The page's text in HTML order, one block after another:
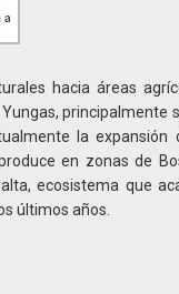
hacia áreas
principalmente
la expansión
en zonas de
ecosistema que
últimos años.